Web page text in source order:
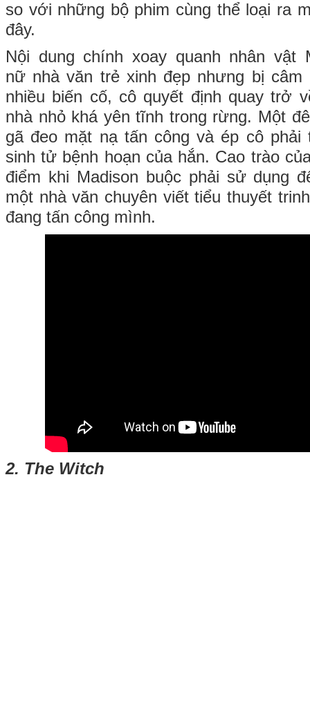
so với những bộ phim cùng thể loại ra
đây.
Nội dung chính xoay quanh nhân vật
nữ nhà văn trẻ xinh đẹp nhưng bị câm
nhiều biến cố, cô quyết định quay trở
nhà nhỏ khá yên tĩnh trong rừng. Một
gã đeo mặt nạ tấn công và ép cô phải
sinh tử bệnh hoạn của hắn. Cao trào
điểm khi Madison buộc phải sử dụng
một nhà văn chuyên viết tiểu thuyết
đang tấn công mình.
2. The Witch